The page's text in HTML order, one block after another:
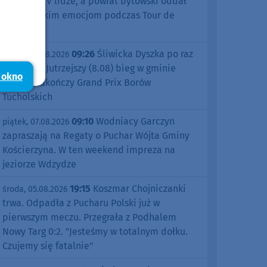
się kolarskim emocjom podczas Tour de
piątek, 07.08.2026 09:26 Śliwicka Dyszka po raz
dziesiąty. Jutrzejszy (8.08) bieg w gminie
Śliwice zakończy Grand Prix Borów
Tucholskich
piątek, 07.08.2026 09:10 Wodniacy Garczyn
zapraszają na Regaty o Puchar Wójta Gminy
Kościerzyna. W ten weekend impreza na
jeziorze Wdzydze
środa, 05.08.2026 19:15 Koszmar Chojniczanki
trwa. Odpadła z Pucharu Polski już w
pierwszym meczu. Przegrała z Podhalem
Nowy Targ 0:2. "Jesteśmy w totalnym dołku.
Czujemy się fatalnie"